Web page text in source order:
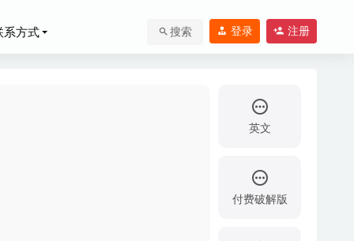
方式 搜索 登录 注册
英文
付费破解版